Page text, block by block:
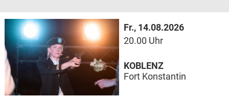
Fr., 14.08.2026
20.00 Uhr
KOBLENZ
Fort Konstantin